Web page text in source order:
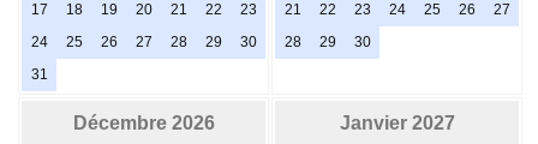
17
18 19 20 21 22
23
24
25 26 27 28 29
30
31
21
22 23 24 25 26
27
28
29 30
Décembre 2026 Janvier 2027